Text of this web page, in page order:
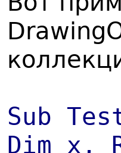
Sub
Dim x,